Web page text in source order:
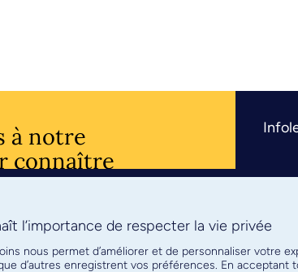
à notre
connaître
S'ABONNER
l’importance de respecter la vie privée
nous permet d’améliorer et de personnaliser
d’autres enregistrent vos préférences. En